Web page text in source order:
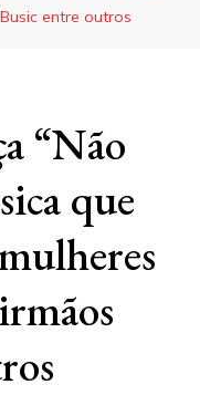
entre outros
“Não
que